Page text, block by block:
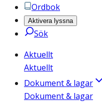
Ordbok
Aktivera lyssna
Sök
Aktuellt
Aktuellt
Dokument & lagar
Dokument & lagar